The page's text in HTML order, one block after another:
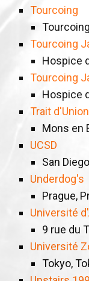
Tourcoing
Tourcoing
Hospice
Tourcoing
Hospice
Trait d'Union
Mons en
UCSD
San
Underdog's
Prague,
Université
9 rue du
Université
Tokyo,